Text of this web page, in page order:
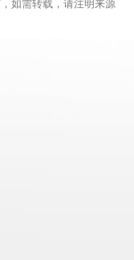
如需转载，请注明来源